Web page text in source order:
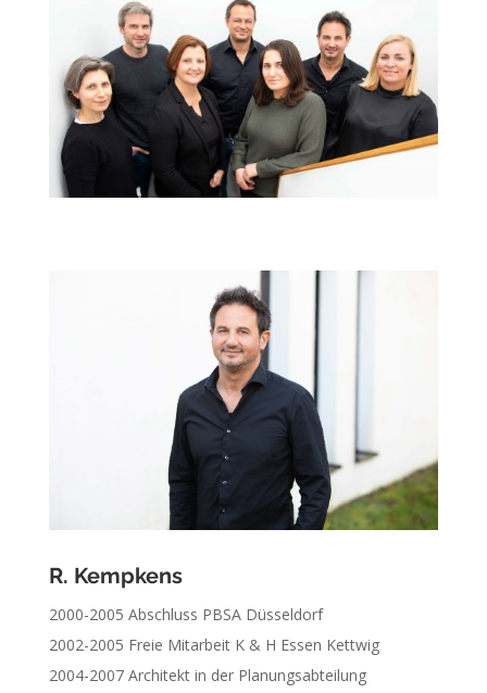
R. Kempkens
2000-2005 Abschluss PBSA Düsseldorf
2002-2005 Freie Mitarbeit K & H Essen Kettwig
2004-2007 Architekt in der Planungsabteilung